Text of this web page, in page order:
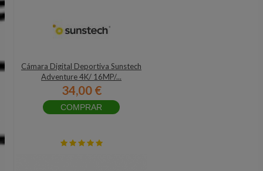
Cámara Digital Deportiva Sunstech
Adventure 4K/ 16MP/...
34,00 €
COMPRAR